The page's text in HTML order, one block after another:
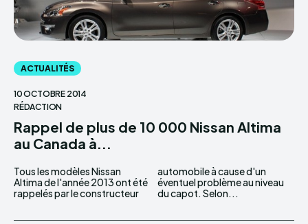
ACTUALITÉS
10 OCTOBRE 2014
RÉDACTION
Rappel de plus de 10 000 Nissan Altima
au Canada à...
Tous les modèles Nissan
Altima de l'année 2013 ont été
rappelés par le constructeur
automobile à cause d'un
éventuel problème au niveau
du capot. Selon...